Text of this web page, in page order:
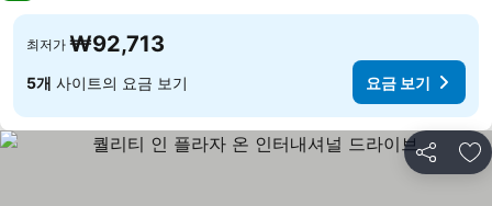
최저가 ₩92,713
5개 사이트의 요금 보기 요금 보기
공유 즐